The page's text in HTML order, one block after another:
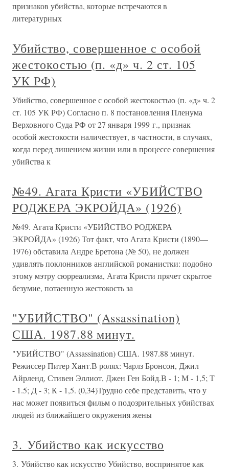
признаков убийства, которые встречаются в
литературных
Убийство, совершенное с особой
жестокостью (п. «д» ч. 2 ст. 105
УК РФ)
Убийство, совершенное с особой жестокостью (п. «д» ч. 2
ст. 105 УК РФ) Согласно п. 8 постановления Пленума
Верховного Суда РФ от 27 января 1999 г., признак
особой жестокости наличествует, в частности, в случаях,
когда перед лишением жизни или в процессе совершения
убийства к
№49. Агата Кристи «УБИЙСТВО
РОДЖЕРА ЭКРОЙДА» (1926)
№49. Агата Кристи «УБИЙСТВО РОДЖЕРА
ЭКРОЙДА» (1926) Тот факт, что Агата Кристи (1890—
1976) обставила Андре Бретона (№ 50), не должен
удивлять поклонников английской романистки: подобно
этому мэтру сюрреализма, Агата Кристи прячет скрытое
безумие, потаенную жестокость за
"УБИЙСТВО" (Assassination)
США. 1987.88 минут.
"УБИЙСТВО" (Assassination) США. 1987.88 минут.
Режиссер Питер Хант.В ролях: Чарлз Бронсон, Джил
Айрленд, Стивен Эллиот, Джен Ген Бойд.В - 1; М - 1,5; Т
- 1.5; Д - 3; К - 1,5. (0,34)Трудно себе представить, что у
нас может появиться фильм о подозрительных убийствах
людей из ближайшего окружения жены
3. Убийство как искусство
3. Убийство как искусство Убийство, воспринятое как